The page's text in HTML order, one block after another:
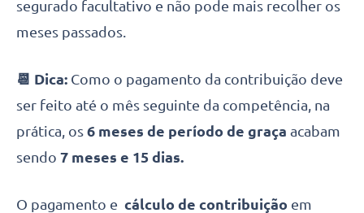
segurado facultativo e não pode mais recolher os
meses passados.
📆 Dica: Como o pagamento da contribuição deve
ser feito até o mês seguinte da competência, na
prática, os 6 meses de período de graça acabam
sendo 7 meses e 15 dias.
O pagamento e cálculo de contribuição em